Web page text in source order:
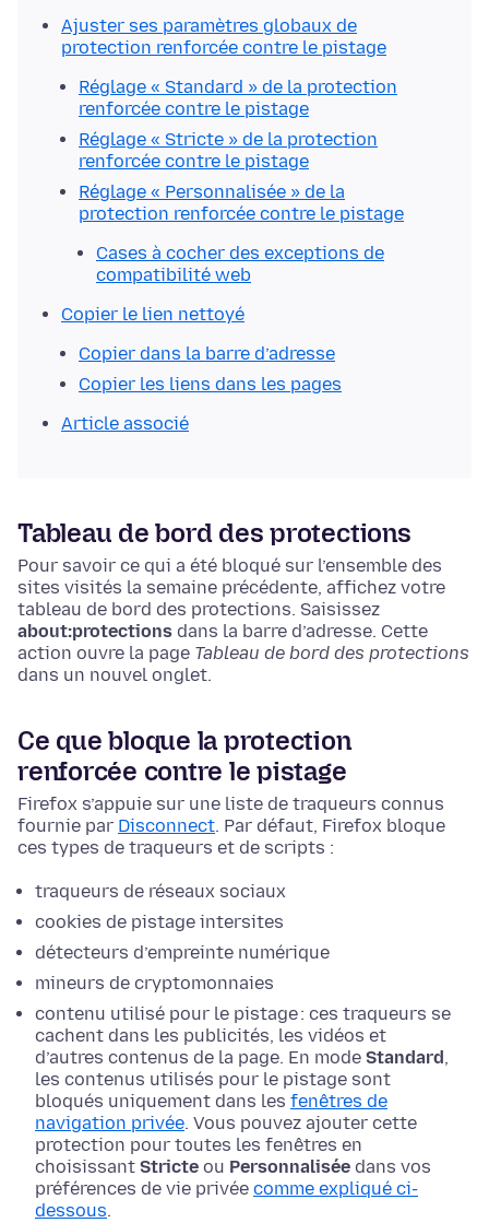
Ajuster ses paramètres globaux de
protection renforcée contre le pistage
Réglage « Standard » de la protection
renforcée contre le pistage
Réglage « Stricte » de la protection
renforcée contre le pistage
Réglage « Personnalisée » de la
protection renforcée contre le pistage
Cases à cocher des exceptions de
compatibilité web
Copier le lien nettoyé
Copier dans la barre d’adresse
Copier les liens dans les pages
Article associé
Tableau de bord des protections
Pour savoir ce qui a été bloqué sur l’ensemble des
sites visités la semaine précédente, affichez votre
tableau de bord des protections. Saisissez
about:protections dans la barre d’adresse. Cette
action ouvre la page Tableau de bord des protections
dans un nouvel onglet.
Ce que bloque la protection
renforcée contre le pistage
Firefox s’appuie sur une liste de traqueurs connus
fournie par Disconnect. Par défaut, Firefox bloque
ces types de traqueurs et de scripts :
traqueurs de réseaux sociaux
cookies de pistage intersites
détecteurs d’empreinte numérique
mineurs de cryptomonnaies
contenu utilisé pour le pistage : ces traqueurs se
cachent dans les publicités, les vidéos et
d’autres contenus de la page. En mode Standard ,
les contenus utilisés pour le pistage sont
bloqués uniquement dans les fenêtres de
navigation privée. Vous pouvez ajouter cette
protection pour toutes les fenêtres en
choisissant Stricte ou Personnalisée dans vos
préférences de vie privée comme expliqué ci-
dessous.